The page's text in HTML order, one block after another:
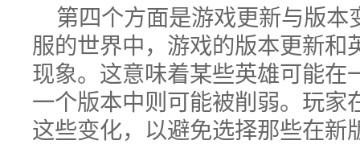
第四个方面是游戏更新与版
服的世界中，游戏的版本更新和
现象。这意味着某些英雄可能在
一个版本中则可能被削弱。玩家
这些变化，以避免选择那些在新